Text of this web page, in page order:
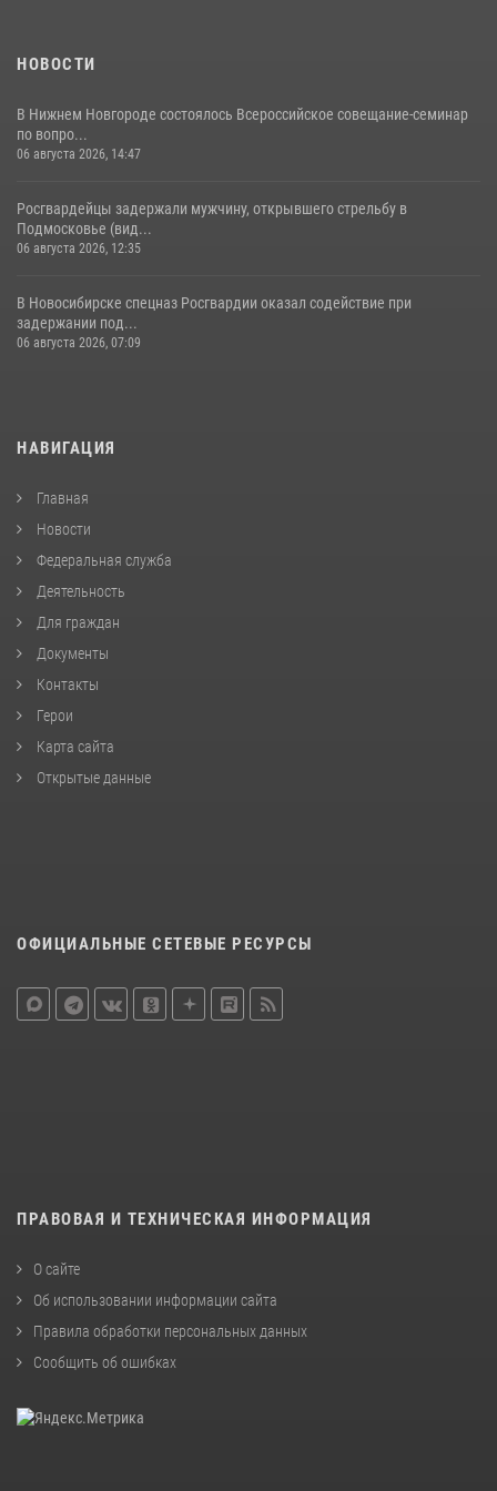
НОВОСТИ
В Нижнем Новгороде состоялось Всероссийское совещание-семинар
по вопро...
06 августа 2026, 14:47
Росгвардейцы задержали мужчину, открывшего стрельбу в
Подмосковье (вид...
06 августа 2026, 12:35
В Новосибирске спецназ Росгвардии оказал содействие при
задержании под...
06 августа 2026, 07:09
НАВИГАЦИЯ
Главная
Новости
Федеральная служба
Деятельность
Для граждан
Документы
Контакты
Герои
Карта сайта
Открытые данные
ОФИЦИАЛЬНЫЕ СЕТЕВЫЕ РЕСУРСЫ
ПРАВОВАЯ И ТЕХНИЧЕСКАЯ ИНФОРМАЦИЯ
О сайте
Об использовании информации сайта
Правила обработки персональных данных
Сообщить об ошибках